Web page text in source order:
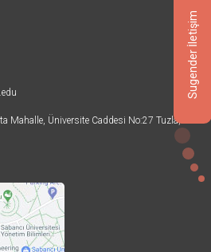
Sugender İletişim
Mahalle, Üniversite Caddesi No:27 Tuzla,